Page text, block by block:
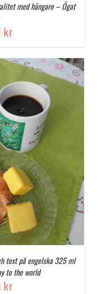
med hängare – Ögat
kr
text på engelska 325 ml
to the world
kr